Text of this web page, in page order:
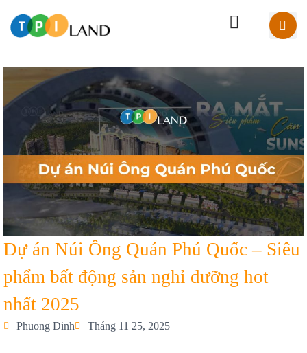
Dự án Núi Ông Quán Phú Quốc – Siêu
phẩm bất động sản nghỉ dưỡng hot
nhất 2025
Phuong Dinh Tháng 11 25, 2025